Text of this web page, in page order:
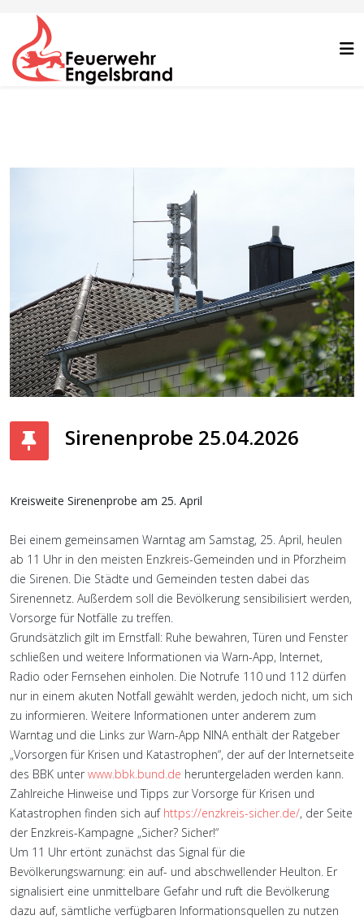
Sirenenprobe 25.04.2026
Kreisweite Sirenenprobe am 25. April
Bei einem gemeinsamen Warntag am Samstag, 25. April, heulen
ab 11 Uhr in den meisten Enzkreis-Gemeinden und in Pforzheim
die Sirenen. Die Städte und Gemeinden testen dabei das
Sirenennetz. Außerdem soll die Bevölkerung sensibilisiert werden,
Vorsorge für Notfälle zu treffen.
Grundsätzlich gilt im Ernstfall: Ruhe bewahren, Türen und Fenster
schließen und weitere Informationen via Warn-App, Internet,
Radio oder Fernsehen einholen. Die Notrufe 110 und 112 dürfen
nur in einem akuten Notfall gewählt werden, jedoch nicht, um sich
zu informieren. Weitere Informationen unter anderem zum
Warntag und die Links zur Warn-App NINA enthält der Ratgeber
„Vorsorgen für Krisen und Katastrophen“, der auf der Internetseite
des BBK unter www.bbk.bund.de heruntergeladen werden kann.
Zahlreiche Hinweise und Tipps zur Vorsorge für Krisen und
Katastrophen finden sich auf https://enzkreis-sicher.de/, der Seite
der Enzkreis-Kampagne „Sicher? Sicher!“
Um 11 Uhr ertönt zunächst das Signal für die
Bevölkerungswarnung: ein auf- und abschwellender Heulton. Er
signalisiert eine unmittelbare Gefahr und ruft die Bevölkerung
dazu auf, sämtliche verfügbaren Informationsquellen zu nutzen